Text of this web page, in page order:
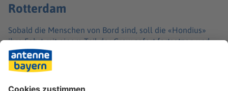
Rotterdam
Sobald die Menschen von Bord sind, soll die «Hondius»
ihre Fahrt mit einem Teil der Crew sofort fortsetzen und
Richtung Niederlande steuern, unter deren Flagge sie
fährt. Erst nach der Ankunft im Hafen Rotterdam soll der
Leichnam der an Bord gestorbenen Deutschen vom Schiff
gebracht werden. Auch die Desinfektion des Schiffes wird